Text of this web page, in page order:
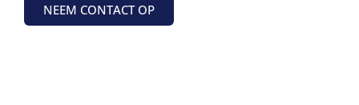
NEEM CONTACT OP